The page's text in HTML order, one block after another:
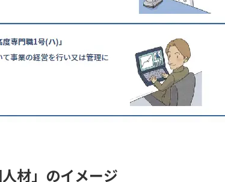
材」のイメージ